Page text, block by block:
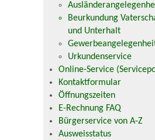
Beurkundung
und Unterhalt
Urkundenservice
Online-Service
Kontaktformular
Öffnungszeiten
E-Rechnung FAQ
Bürgerservice von A-Z
Ausweisstatus